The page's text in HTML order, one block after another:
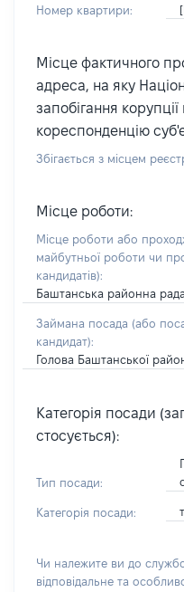
Номер квартири:
Місце фактичного
адреса, на яку
запобігання
кореспонденцію
Збігається з місцем
Місце роботи:
Місце роботи або
майбутньої роботи чи
кандидатів):
Баштанська районна
Займана посада (або
кандидат):
Голова Баштанської
Категорія посади
стосується):
Тип посади:
Категорія посади:
Чи належите ви до
відповідальне та